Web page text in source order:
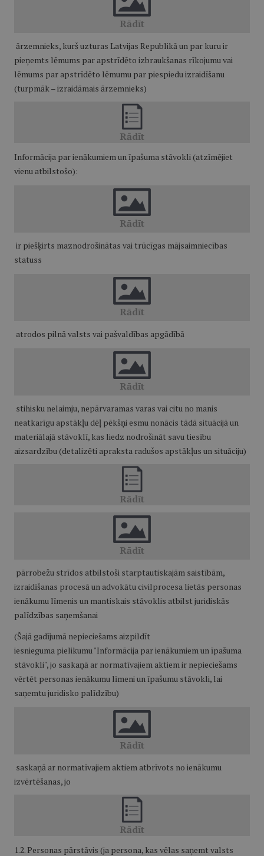
ārzemnieks, kurš uzturas Latvijas Republikā un par kuru ir
pieņemts lēmums par apstrīdēto izbraukšanas rīkojumu vai
lēmums par apstrīdēto lēmumu par piespiedu izraidīšanu
(turpmāk – izraidāmais ārzemnieks)
Informācija par ienākumiem un īpašuma stāvokli (atzīmējiet
vienu atbilstošo):
ir piešķirts maznodrošinātas vai trūcīgas mājsaimniecības
statuss
atrodos pilnā valsts vai pašvaldības apgādībā
stihisku nelaimju, nepārvaramas varas vai citu no manis
neatkarīgu apstākļu dēļ pēkšņi esmu nonācis tādā situācijā un
materiālajā stāvoklī, kas liedz nodrošināt savu tiesību
aizsardzību (detalizēti apraksta radušos apstākļus un situāciju)
pārrobežu strīdos atbilstoši starptautiskajām saistībām,
izraidīšanas procesā un advokātu civilprocesa lietās personas
ienākumu līmenis un mantiskais stāvoklis atbilst juridiskās
palīdzības saņemšanai
(Šajā gadījumā nepieciešams aizpildīt
iesnieguma pielikumu "Informācija par ienākumiem un īpašuma
stāvokli", jo saskaņā ar normatīvajiem aktiem ir nepieciešams
vērtēt personas ienākumu līmeni un īpašumu stāvokli, lai
saņemtu juridisko palīdzību)
saskaņā ar normatīvajiem aktiem atbrīvots no ienākumu
izvērtēšanas, jo
1.2. Personas pārstāvis (ja persona, kas vēlas saņemt valsts